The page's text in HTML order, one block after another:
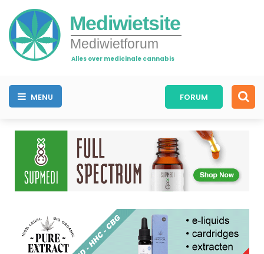
Mediwietsite
Mediwietforum
Alles over medicinale cannabis
MENU FORUM